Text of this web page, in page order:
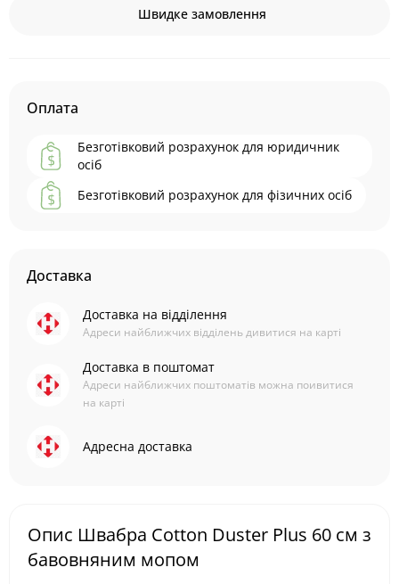
Швидке замовлення
Оплата
Безготівковий розрахунок для юридичник
осіб
Безготівковий розрахунок для фізичних осіб
Доставка
Доставка на відділення
Адреси найближчих відділень дивитися на карті
Доставка в поштомат
Адреси найближчих поштоматів можна поивитися
на карті
Адресна доставка
Опис Швабра Cotton Duster Plus 60 см з
бавовняним мопом